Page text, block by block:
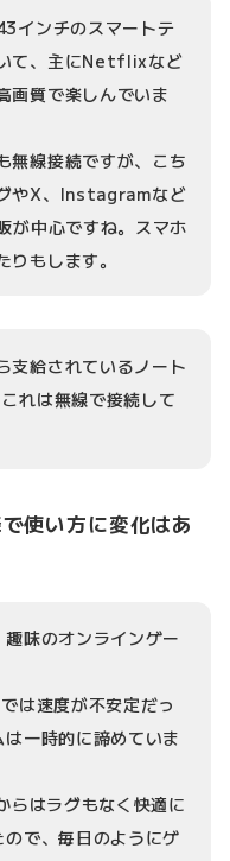
インチのスマートテ
て、主にNetflixなど
画質で楽しんでいま
無線接続ですが、こち
やX、Instagramなど
が中心ですね。スマホ
もします。
支給されているノート
れは無線で接続して
使い方に変化はあ
味のオンラインゲー
は速度が不安定だっ
一時的に諦めていま
らはラグもなく快適に
で、毎日のようにゲ